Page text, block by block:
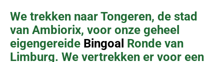
We trekken naar Tongeren, de stad
van Ambiorix, voor onze geheel
eigengereide Bingoal Ronde van
Limburg. We vertrekken er voor een